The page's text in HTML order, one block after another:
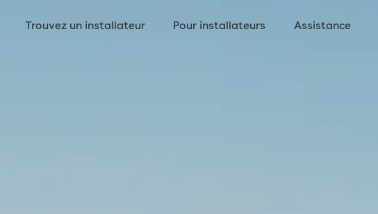
Trouvez un installateur Pour installateurs Assistance